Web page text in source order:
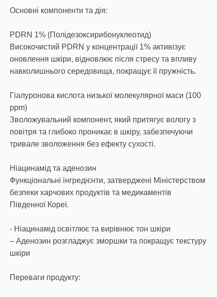
Основні компоненти та дія:
PDRN 1% (Полідезоксирибонуклеотид)
Високочистий PDRN у концентрації 1% активізує
оновлення шкіри, відновлює після стресу та впливу
навколишнього середовища, покращує її пружність.
Гіалуронова кислота низької молекулярної маси (100
ppm)
Зволожувальний компонент, який притягує вологу з
повітря та глибоко проникає в шкіру, забезпечуючи
тривале зволоження без ефекту сухості.
Ніацинамід та аденозин
Функціональні інгредієнти, затверджені Міністерством
безпеки харчових продуктів та медикаментів
Південної Кореї.
- Ніацинамід освітлює та вирівнює тон шкіри
– Аденозин розгладжує зморшки та покращує текстуру
шкіри
Переваги продукту: